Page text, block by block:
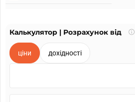
Калькулятор | Розрахунок від
Що
ціни дохідності